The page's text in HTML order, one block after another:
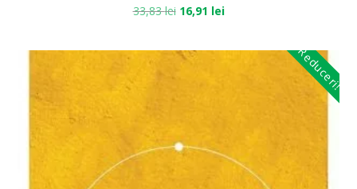
33,83lei 16,91 lei
Reduceri!